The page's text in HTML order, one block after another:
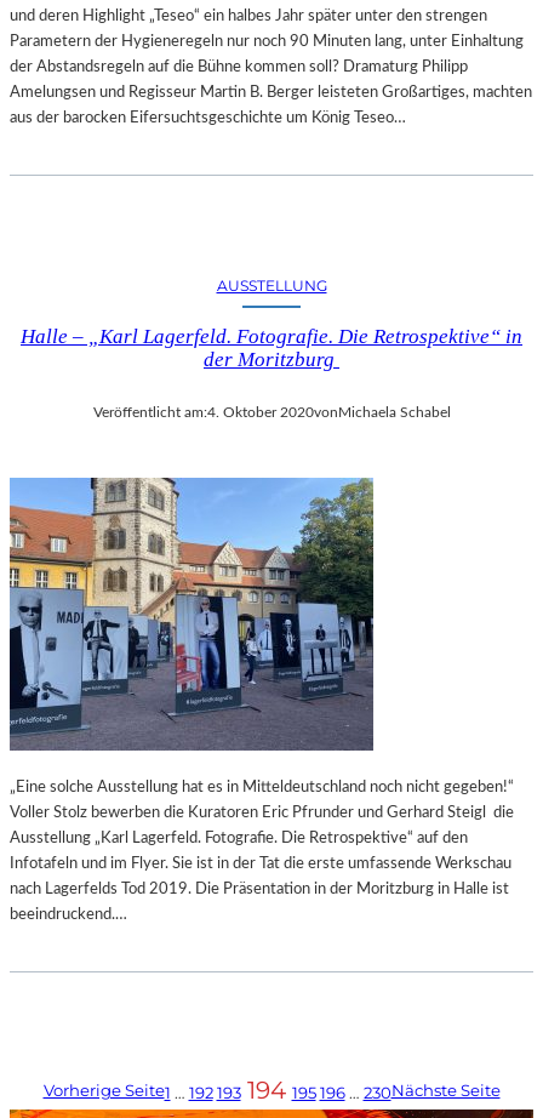
und deren Highlight „Teseo“ ein halbes Jahr später unter den strengen
Parametern der Hygieneregeln nur noch 90 Minuten lang, unter Einhaltung
der Abstandsregeln auf die Bühne kommen soll? Dramaturg Philipp
Amelungsen und Regisseur Martin B. Berger leisteten Großartiges, machten
aus der barocken Eifersuchtsgeschichte um König Teseo…
AUSSTELLUNG
Halle – „Karl Lagerfeld. Fotografie. Die Retrospektive“ in
der Moritzburg
Veröffentlicht am:4. Oktober 2020vonMichaela Schabel
„Eine solche Ausstellung hat es in Mitteldeutschland noch nicht gegeben!“
Voller Stolz bewerben die Kuratoren Eric Pfrunder und Gerhard Steigl die
Ausstellung „Karl Lagerfeld. Fotografie. Die Retrospektive“ auf den
Infotafeln und im Flyer. Sie ist in der Tat die erste umfassende Werkschau
nach Lagerfelds Tod 2019. Die Präsentation in der Moritzburg in Halle ist
beeindruckend.…
Vorherige Seite1 … 192 193 194 195 196 … 230Nächste Seite